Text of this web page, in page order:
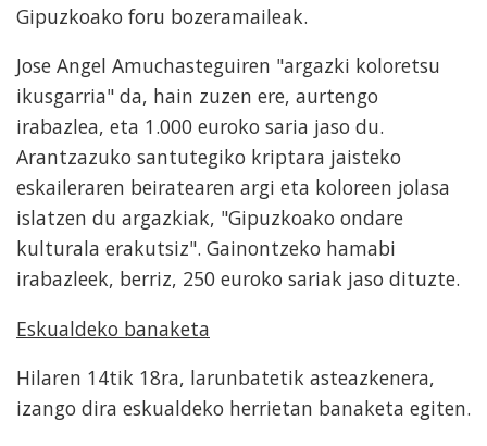
Gipuzkoako foru bozeramaileak.
Jose Angel Amuchasteguiren "argazki koloretsu
ikusgarria" da, hain zuzen ere, aurtengo
irabazlea, eta 1.000 euroko saria jaso du.
Arantzazuko santutegiko kriptara jaisteko
eskaileraren beiratearen argi eta koloreen jolasa
islatzen du argazkiak, "Gipuzkoako ondare
kulturala erakutsiz". Gainontzeko hamabi
irabazleek, berriz, 250 euroko sariak jaso dituzte.
Eskualdeko banaketa
Hilaren 14tik 18ra, larunbatetik asteazkenera,
izango dira eskualdeko herrietan banaketa egiten.